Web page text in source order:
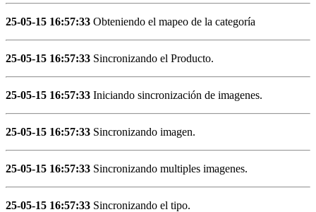
25-05-15 16:57:33 Obteniendo el mapeo de la categoría
25-05-15 16:57:33 Sincronizando el Producto.
25-05-15 16:57:33 Iniciando sincronización de imagenes.
25-05-15 16:57:33 Sincronizando imagen.
25-05-15 16:57:33 Sincronizando multiples imagenes.
25-05-15 16:57:33 Sincronizando el tipo.